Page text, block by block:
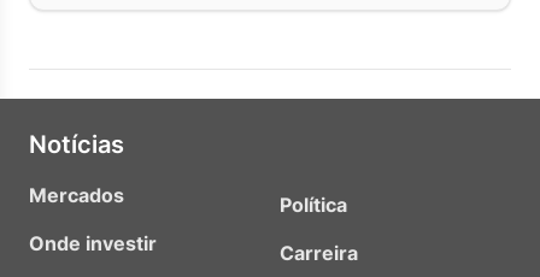
Notícias
Mercados
Onde investir
Política
Carreira